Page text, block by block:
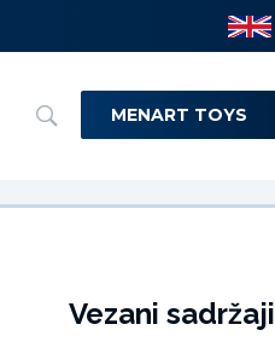
MENART TOYS
Vezani sadržaji